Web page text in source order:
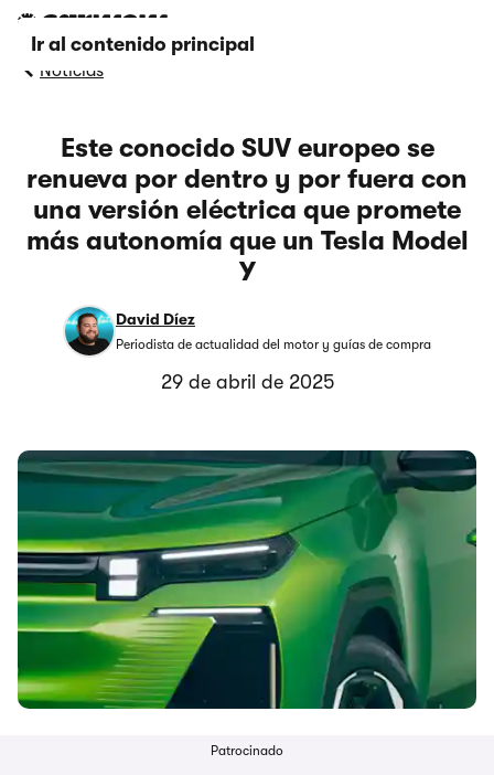
Ir al contenido principal
Noticias
Este conocido SUV europeo se
renueva por dentro y por fuera con
una versión eléctrica que promete
más autonomía que un Tesla Model
Y
David Díez
Periodista de actualidad del motor y guías de compra
29 de abril de 2025
Patrocinado